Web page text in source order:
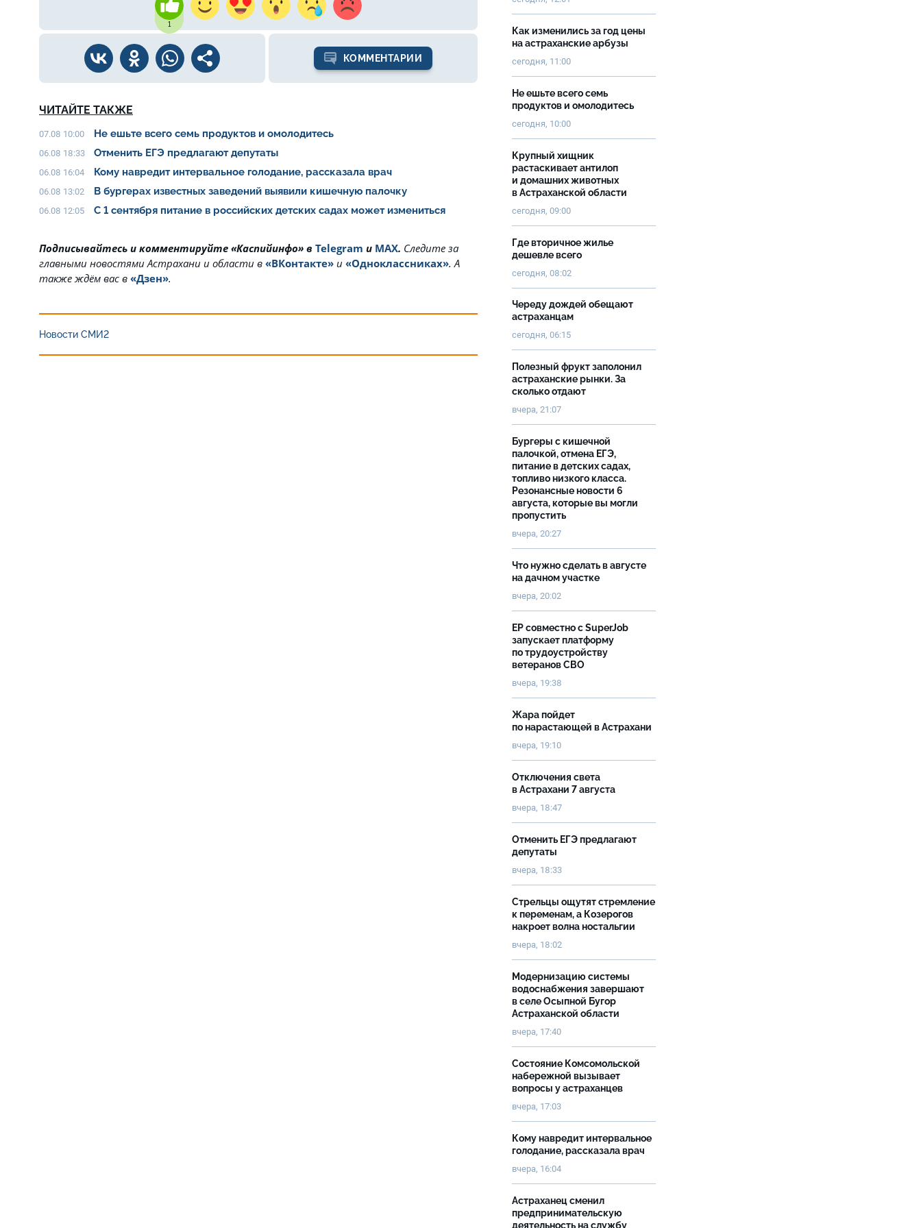
1
КОММЕНТАРИИ
ЧИТАЙТЕ ТАКЖЕ
07.08 10:00 Не ешьте всего семь продуктов и омолодитесь
06.08 18:33 Отменить ЕГЭ предлагают депутаты
06.08 16:04 Кому навредит интервальное голодание, рассказала врач
06.08 13:02 В бургерах известных заведений выявили кишечную палочку
06.08 12:05 С 1 сентября питание в российских детских садах может измениться
Подписывайтесь и комментируйте «Каспийинфо» в Telegram и MAX. Cледите за
главными новостями Астрахани и области в «ВКонтакте» и «Одноклассниках». А
также ждём вас в «Дзен».
Новости СМИ2
Как изменились за год цены
на астраханские арбузы
сегодня, 11:00
Не ешьте всего семь
продуктов и омолодитесь
сегодня, 10:00
Крупный хищник
растаскивает антилоп
и домашних животных
в Астраханской области
сегодня, 09:00
Где вторичное жилье
дешевле всего
сегодня, 08:02
Череду дождей обещают
астраханцам
сегодня, 06:15
Полезный фрукт заполонил
астраханские рынки. За
сколько отдают
вчера, 21:07
Бургеры с кишечной
палочкой, отмена ЕГЭ,
питание в детских садах,
топливо низкого класса.
Резонансные новости 6
августа, которые вы могли
пропустить
вчера, 20:27
Что нужно сделать в августе
на дачном участке
вчера, 20:02
ЕР совместно с SuperJob
запускает платформу
по трудоустройству
ветеранов СВО
вчера, 19:38
Жара пойдет
по нарастающей в Астрахани
вчера, 19:10
Отключения света
в Астрахани 7 августа
вчера, 18:47
Отменить ЕГЭ предлагают
депутаты
вчера, 18:33
Стрельцы ощутят стремление
к переменам, а Козерогов
накроет волна ностальгии
вчера, 18:02
Модернизацию системы
водоснабжения завершают
в селе Осыпной Бугор
Астраханской области
вчера, 17:40
Состояние Комсомольской
набережной вызывает
вопросы у астраханцев
вчера, 17:03
Кому навредит интервальное
голодание, рассказала врач
вчера, 16:04
Астраханец сменил
предпринимательскую
деятельность на службу